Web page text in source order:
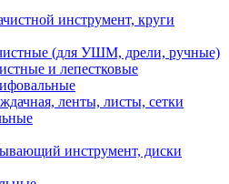
инструмент, круги
(для УШМ, дрели, ручные)
и лепестковые
ленты, листы, сетки
инструмент, диски